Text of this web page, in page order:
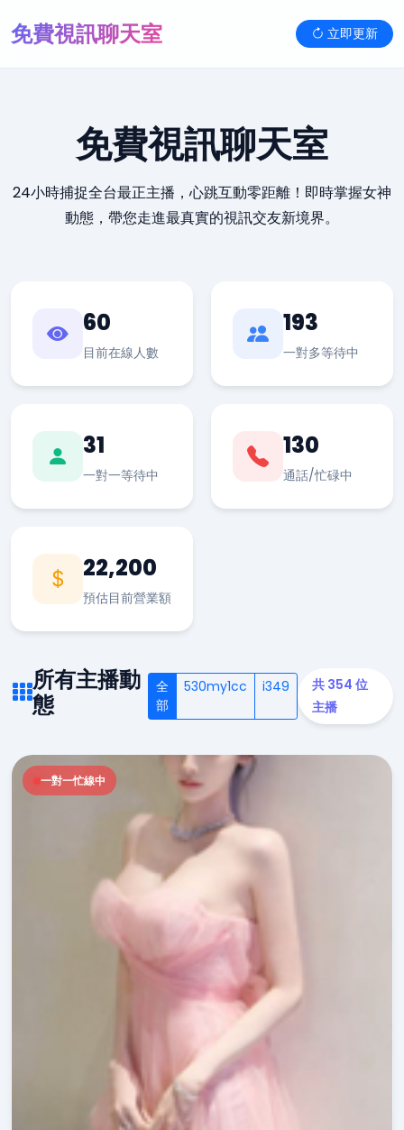
免費視訊聊天室 立即更新
免費視訊聊天室
24小時捕捉全台最正主播，心跳互動零距離！即時掌握女神
動態，帶您走進最真實的視訊交友新境界。
60
目前在線人數
193
一對多等待中
31
一對一等待中
130
通話/忙碌中
22,200
預估目前營業額
所有主播動
態
全
部
530my1cc i349
共 354 位
主播
一對一忙線中